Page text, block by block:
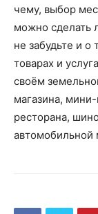
чему, выбор
можно сделать
не забудьте и
товарах и
своём
магазина,
ресторана,
автомобильной